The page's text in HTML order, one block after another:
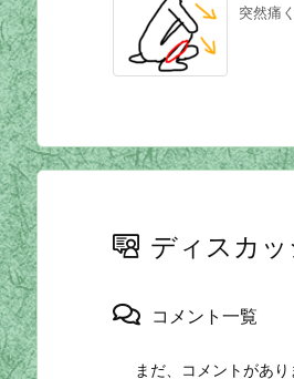
突然痛
ディスカ
コメント一覧
まだ、コメントがあり